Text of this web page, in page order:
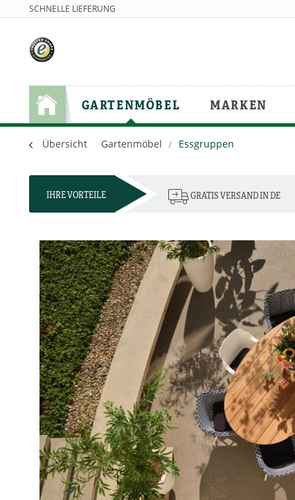
SCHNELLE LIEFERUNG
GARTENMÖBEL MARKEN
Übersicht Gartenmöbel Essgruppen
IHRE VORTEILE GRATIS VERSAND IN DE